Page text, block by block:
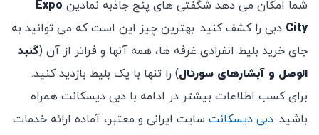
مادران باردار مناسب است.
اکسپو سیتی دبی با ویلچر قابل دسترسی است.
اعتبار بلیط های الکترونیکی از زمان خرید چند ماه می
باشد (جهت اطلاع از تاریخ دقیق در واتساپ پیام دهید).
امکان کنسلی بلیط خریداری شده پس از خرید وجود ندارد.
شما امکان می دهد شگفتی های پنج جاذبه نمادین Expo
City دبی را کشف کنید. بهترین چیز این است که می توانید به
جای خرید بلیط انفرادی غرفه ها، همه آنها و فراتر از آن (گنبد
الوصل و آبشارهای سورئال) را تنها با یک بلیط بازدید کنید.
برای کسب اطلاعات بیشتر در ادامه با دبی دیسکانت همراه
باشید. دبی دیسکانت سایت ایرانی و معتبر، آماده ارائه خدمات